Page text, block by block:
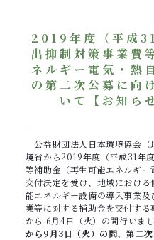
2019年度（平成
出抑制対策事業費
ネルギー電気・熱
の第二次公募に向
いて【お知ら
公益財団法人日本環境協会（
境省から2019年度（平成31年
等補助金（再生可能エネルギ
交付決定を受け、地域におけ
能エネルギー設備の導入事業
業等に対する補助金を交付する
から 6月4日（火）の間行いま
から9月3日（火）の間、第二